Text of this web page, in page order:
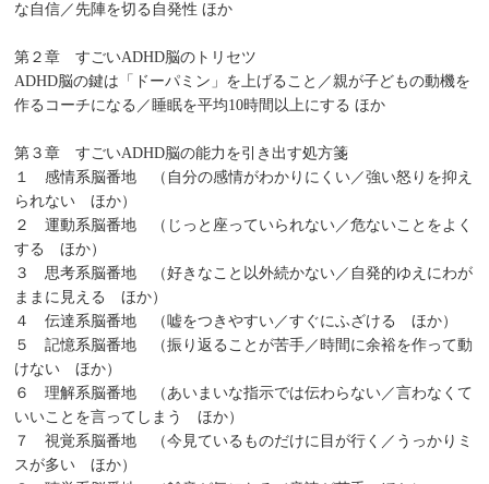
な自信／先陣を切る自発性 ほか
第２章 すごいADHD脳のトリセツ
ADHD脳の鍵は「ドーパミン」を上げること／親が子どもの動機を
作るコーチになる／睡眠を平均10時間以上にする ほか
第３章 すごいADHD脳の能力を引き出す処方箋
１ 感情系脳番地 （自分の感情がわかりにくい／強い怒りを抑え
られない ほか）
２ 運動系脳番地 （じっと座っていられない／危ないことをよく
する ほか）
３ 思考系脳番地 （好きなこと以外続かない／自発的ゆえにわが
ままに見える ほか）
４ 伝達系脳番地 （嘘をつきやすい／すぐにふざける ほか）
５ 記憶系脳番地 （振り返ることが苦手／時間に余裕を作って動
けない ほか）
６ 理解系脳番地 （あいまいな指示では伝わらない／言わなくて
いいことを言ってしまう ほか）
７ 視覚系脳番地 （今見ているものだけに目が行く／うっかりミ
スが多い ほか）